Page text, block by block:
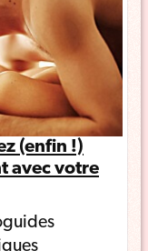
(enfin !)
avec votre